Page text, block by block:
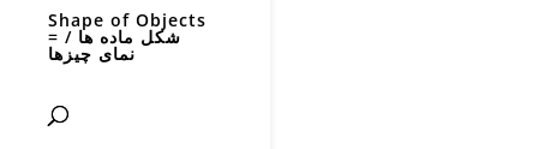
Shape of Objects
= شکل ماده ها /
نمای چیزها